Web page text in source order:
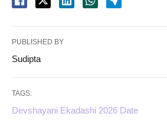
PUBLISHED BY
Sudipta
TAGS:
Devshayani Ekadashi 2026 Date